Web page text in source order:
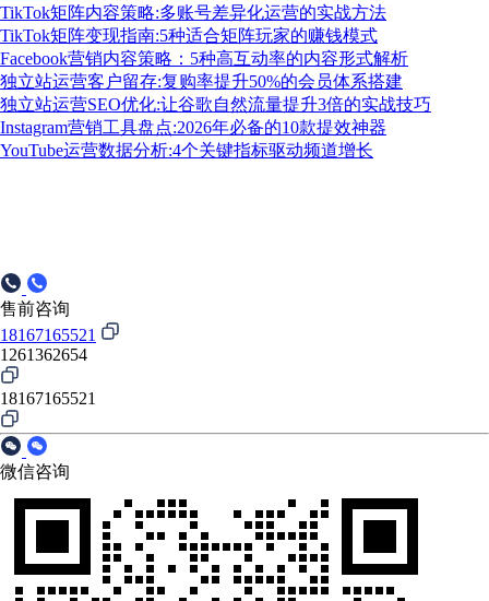
TikTok矩阵内容策略:多账号差异化运营的实战方法
TikTok矩阵变现指南:5种适合矩阵玩家的赚钱模式
Facebook营销内容策略：5种高互动率的内容形式解析
独立站运营客户留存:复购率提升50%的会员体系搭建
独立站运营SEO优化:让谷歌自然流量提升3倍的实战技巧
Instagram营销工具盘点:2026年必备的10款提效神器
YouTube运营数据分析:4个关键指标驱动频道增长
售前咨询
18167165521
1261362654
18167165521
微信咨询